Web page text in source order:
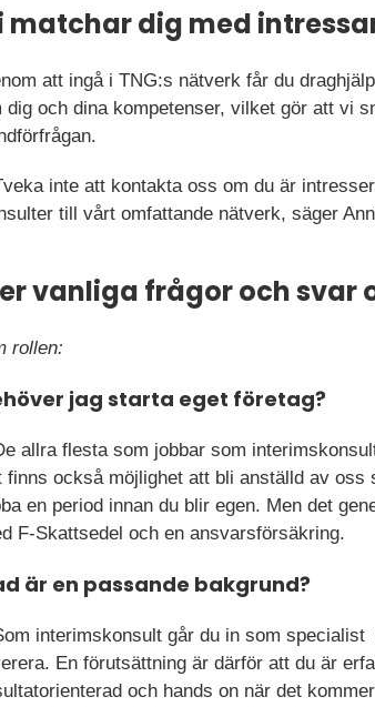
matchar dig med
att ingå i TNG:s nätverk får du
dig och dina kompetenser, vilket gör att vi
inte att kontakta oss om du är
till vårt omfattande nätverk, säger
vanliga frågor och svar
rollen:
jag starta eget företag?
allra flesta som jobbar som
finns också möjlighet att bli anställd av
en period innan du blir egen. Men det
F-Skattsedel och en ansvarsförsäkring.
är en passande bakgrund?
interimskonsult går du in som
En förutsättning är därför att du är
och hands on när det